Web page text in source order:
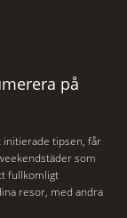
på
initierade tipsen, får
som
fullkomligt
resor, med andra